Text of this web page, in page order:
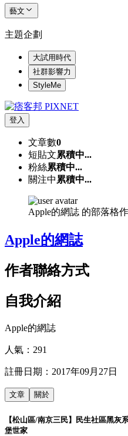
藝文
主題企劃
大試用時代
社群影響力
StyleMe
登入
文章數0
短貼文累積中...
粉絲累積中...
關注中 累積中...
Apple的網誌 的部落格
Apple的網誌
作者聯絡方式
自我介紹
Apple的網誌
人氣： 291
註冊日期： 2017年09月27日
文章 關於
【松山區/南京三民】民生社區黑灰
堡世家